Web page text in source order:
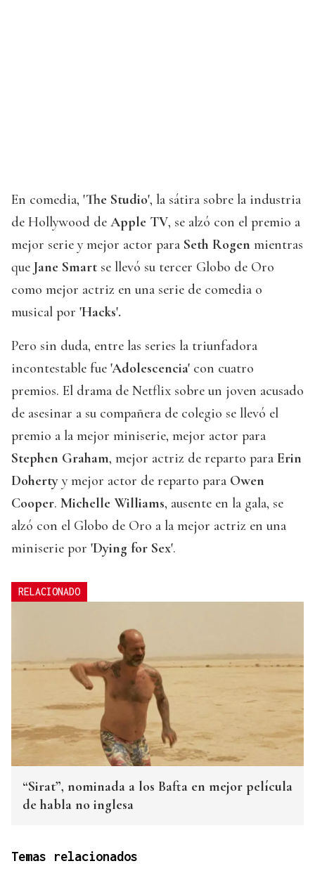
En comedia, 'The Studio', la sátira sobre la industria
de Hollywood de Apple TV, se alzó con el premio a
mejor serie y mejor actor para Seth Rogen mientras
que Jane Smart se llevó su tercer Globo de Oro
como mejor actriz en una serie de comedia o
musical por 'Hacks'.
Pero sin duda, entre las series la triunfadora
incontestable fue 'Adolescencia' con cuatro
premios. El drama de Netflix sobre un joven acusado
de asesinar a su compañera de colegio se llevó el
premio a la mejor miniserie, mejor actor para
Stephen Graham, mejor actriz de reparto para Erin
Doherty y mejor actor de reparto para Owen
Cooper. Michelle Williams, ausente en la gala, se
alzó con el Globo de Oro a la mejor actriz en una
miniserie por 'Dying for Sex'.
RELACIONADO
“Sirat”, nominada a los Bafta en mejor película
de habla no inglesa
Temas relacionados